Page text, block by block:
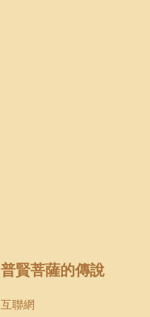
普賢菩薩的傳說
互聯網